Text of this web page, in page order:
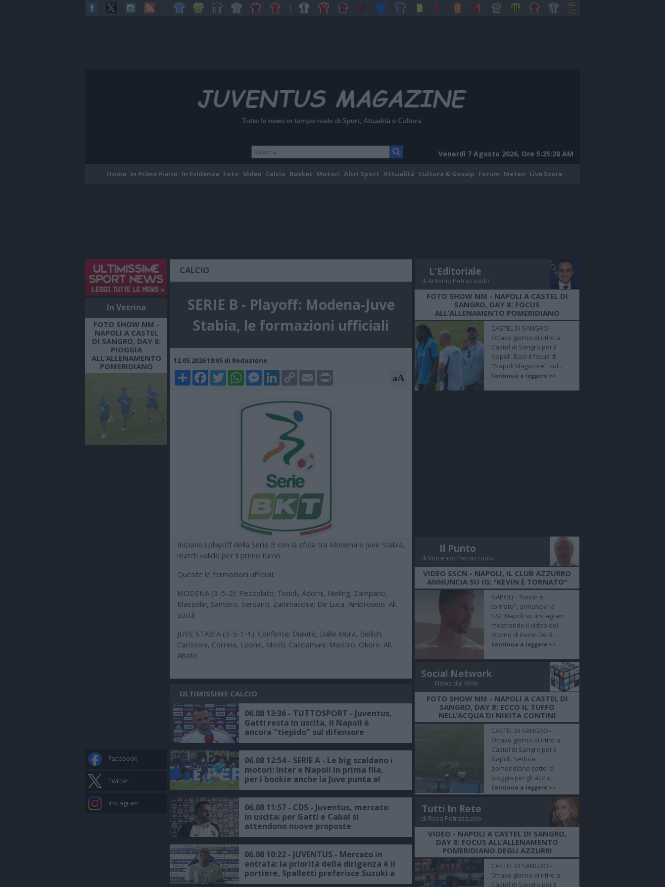
Venerdì 7 Agosto 2026, Ore 5:25:29 AM
Home In Primo Piano In Evidenza Foto Video Calcio Basket Motori Altri Sport Attualità Cultura & Gossip Forum Meteo Live Score
In Vetrina
FOTO SHOW NM -
NAPOLI A CASTEL
DI SANGRO, DAY 8:
PIOGGIA
ALL’ALLENAMENTO
POMERIDIANO
Facebook
Twitter
Instagram
CALCIO
SERIE B - Playoff: Modena-Juve
Stabia, le formazioni ufficiali
12.05.2026 19:05 di Redazione
ShareFacebookTwitterWhatsAppMessenger
LinkedIn
Copy
Link
Email Print aA
Iniziano i playoff della Serie B con la sfida tra Modena e Juve Stabia,
match valido per il primo turno.
Queste le formazioni ufficiali:
MODENA (3-5-2): Pezzolato; Tonoli, Adorni, Nieling; Zampano,
Massolin, Santoro, Sersanti, Zanimacchia; De Luca, Ambrosino. All.
Sottil
JUVE STABIA (3-5-1-1): Confente; Diakitè, Dalle Mura, Bellich;
Carissoni, Correia, Leone, Mosti, Cacciamani; Maistro; Okoro. All.
Abate
ULTIMISSIME CALCIO
06.08 13:36 - TUTTOSPORT - Juventus,
Gatti resta in uscita, il Napoli è
ancora "tiepido" sul difensore
06.08 12:54 - SERIE A - Le big scaldano i
motori: Inter e Napoli in prima fila,
per i bookie anche la Juve punta al
podio
06.08 11:57 - CDS - Juventus, mercato
in uscita: per Gatti e Cabal si
attendono nuove proposte
06.08 10:22 - JUVENTUS - Mercato in
entrata: la priorità della dirigenza è il
portiere, Spalletti preferisce Suzuki a
Vicario
L'Editoriale
di Antonio Petrazzuolo
FOTO SHOW NM - NAPOLI A CASTEL DI
SANGRO, DAY 8: FOCUS
ALL’ALLENAMENTO POMERIDIANO
CASTEL DI SANGRO -
Ottavo giorno di ritiro a
Castel di Sangro per il
Napoli. Ecco il focus di
"Napoli Magazine" sul...
Continua a leggere >>
Il Punto
di Vincenzo Petrazzuolo
VIDEO SSCN - NAPOLI, IL CLUB AZZURRO
ANNUNCIA SU IG: "KEVIN È TORNATO"
NAPOLI - "Kevin è
tornato", annuncia la
SSC Napoli su Instagram
mostrando il video del
ritorno di Kevin De B...
Continua a leggere >>
Social Network
News dal Web
FOTO SHOW NM - NAPOLI A CASTEL DI
SANGRO, DAY 8: ECCO IL TUFFO
NELL’ACQUA DI NIKITA CONTINI
CASTEL DI SANGRO -
Ottavo giorno di ritiro a
Castel di Sangro per il
Napoli. Seduta
pomeridiana sotto la
pioggia per gli azzu...
Continua a leggere >>
Tutti In Rete
di Rosa Petrazzuolo
VIDEO - NAPOLI A CASTEL DI SANGRO,
DAY 8: FOCUS ALL’ALLENAMENTO
POMERIDIANO DEGLI AZZURRI
CASTEL DI SANGRO -
Ottavo giorno di ritiro a
Castel di Sangro per il